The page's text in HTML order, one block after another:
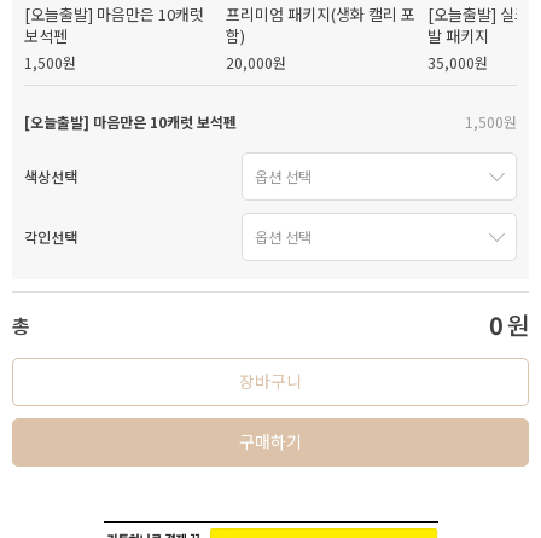
[오늘출발] 마음만은 10캐럿
보석펜
1,500원
프리미엄 패키지(생화 캘리 포
함)
20,000원
[오늘출발] 실크
발 패키지
35,000원
[오늘출발] 마음만은 10캐럿 보석펜 1,500원
색상선택
각인선택
총 0원
장바구니
구매하기